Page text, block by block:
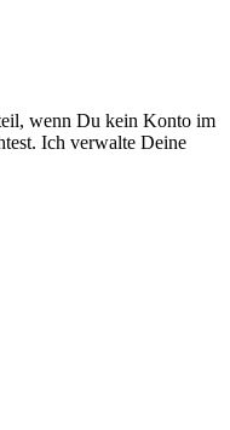
wenn Du kein Konto im
Ich verwalte Deine